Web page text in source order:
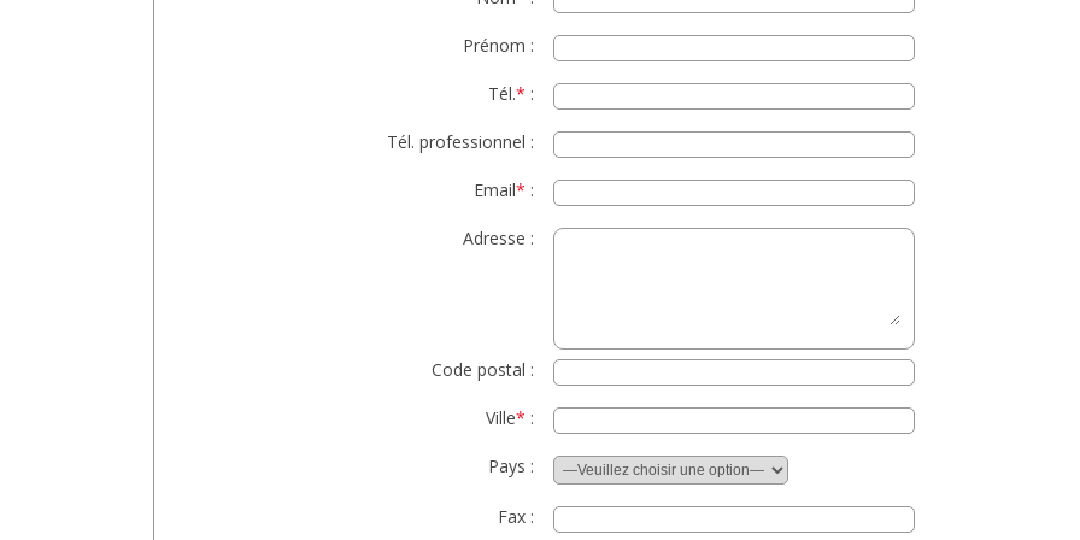
Prénom :
Tél.* :
Tél. professionnel :
Email* : Veuillez laisser ce
Adresse :
Code postal :
Ville* :
Pays :
Fax :